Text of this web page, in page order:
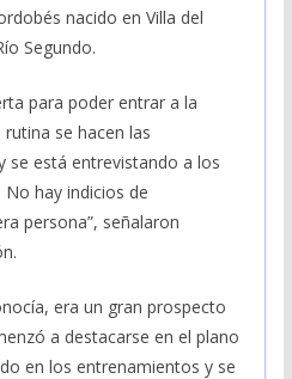
nacido en Villa del
Segundo.
para poder entrar a la
se hacen las
se está entrevistando a los
hay indicios de
persona”, señalaron
era un gran prospecto
a destacarse en el plano
en los entrenamientos y se